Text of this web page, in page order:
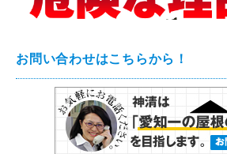
お問い合わせはこちらから！